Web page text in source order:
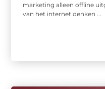
marketing alleen offline
van het internet denken ...